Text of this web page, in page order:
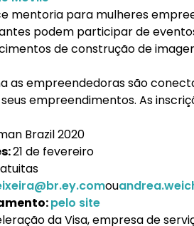
mentoria para mulheres
podem participar de
de construção de
as empreendedoras são
empreendimentos. As
Brazil 2020
21 de fevereiro
ou
pelo site
da Visa, empresa de